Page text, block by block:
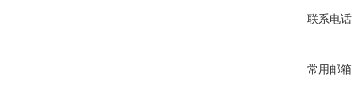
联系电话
常用邮箱